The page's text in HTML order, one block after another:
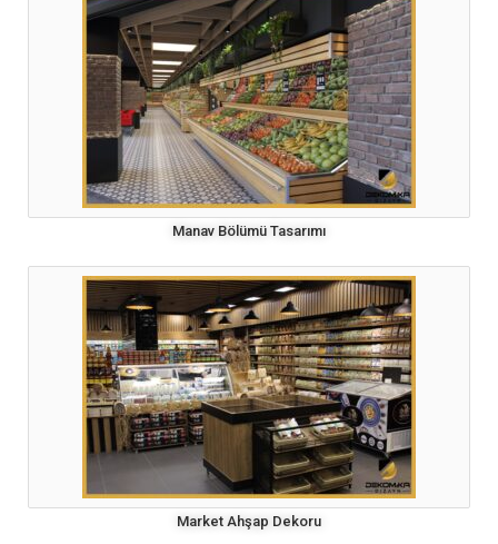
Manav Bölümü Tasarımı
Market Ahşap Dekoru